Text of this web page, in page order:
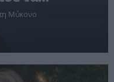
[pics]
Μύκονο